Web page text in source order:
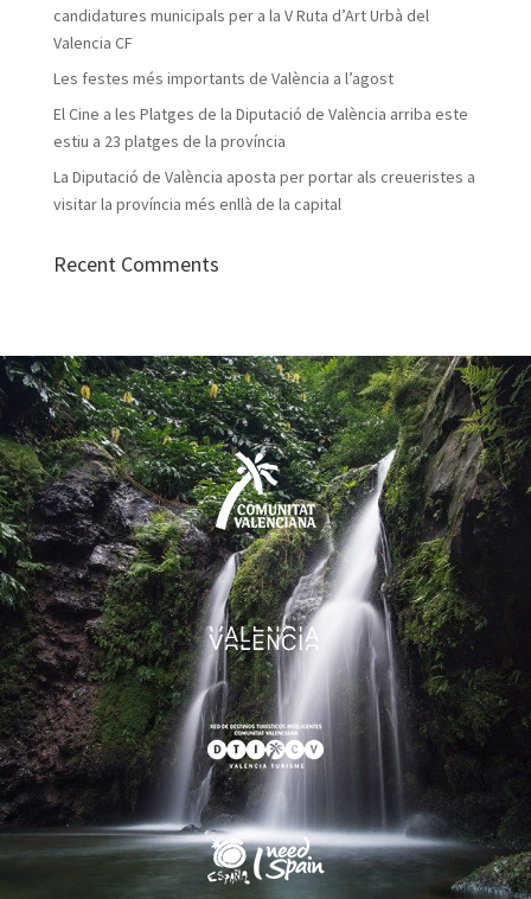
candidatures municipals per a la V Ruta d’Art Urbà del
Valencia CF
Les festes més importants de València a l’agost
El Cine a les Platges de la Diputació de València arriba este
estiu a 23 platges de la província
La Diputació de València aposta per portar als creueristes a
visitar la província més enllà de la capital
Recent Comments